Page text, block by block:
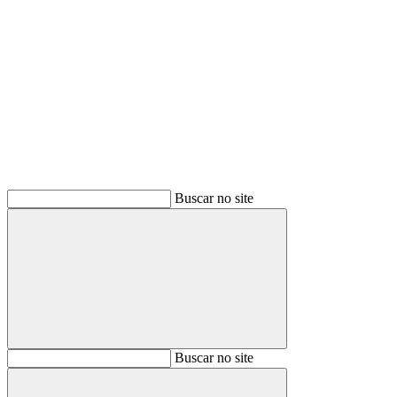
Buscar no site
BuscarBuscar no site